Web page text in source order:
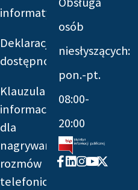
informatyczna
Deklaracja
dostępności
Klauzula
informacyjna
dla
nagrywania
rozmów
telefonicznych
osób
niesłyszących:
pon.-pt.
08:00-
20:00
Facebook-
f
Linkedin
Instagram
Youtube
X-
twitter